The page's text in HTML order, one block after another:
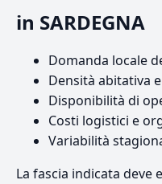
in SARDEGNA
Domanda locale
Densità abitativa
Disponibilità di
Costi logistici e
Variabilità
La fascia indicata deve